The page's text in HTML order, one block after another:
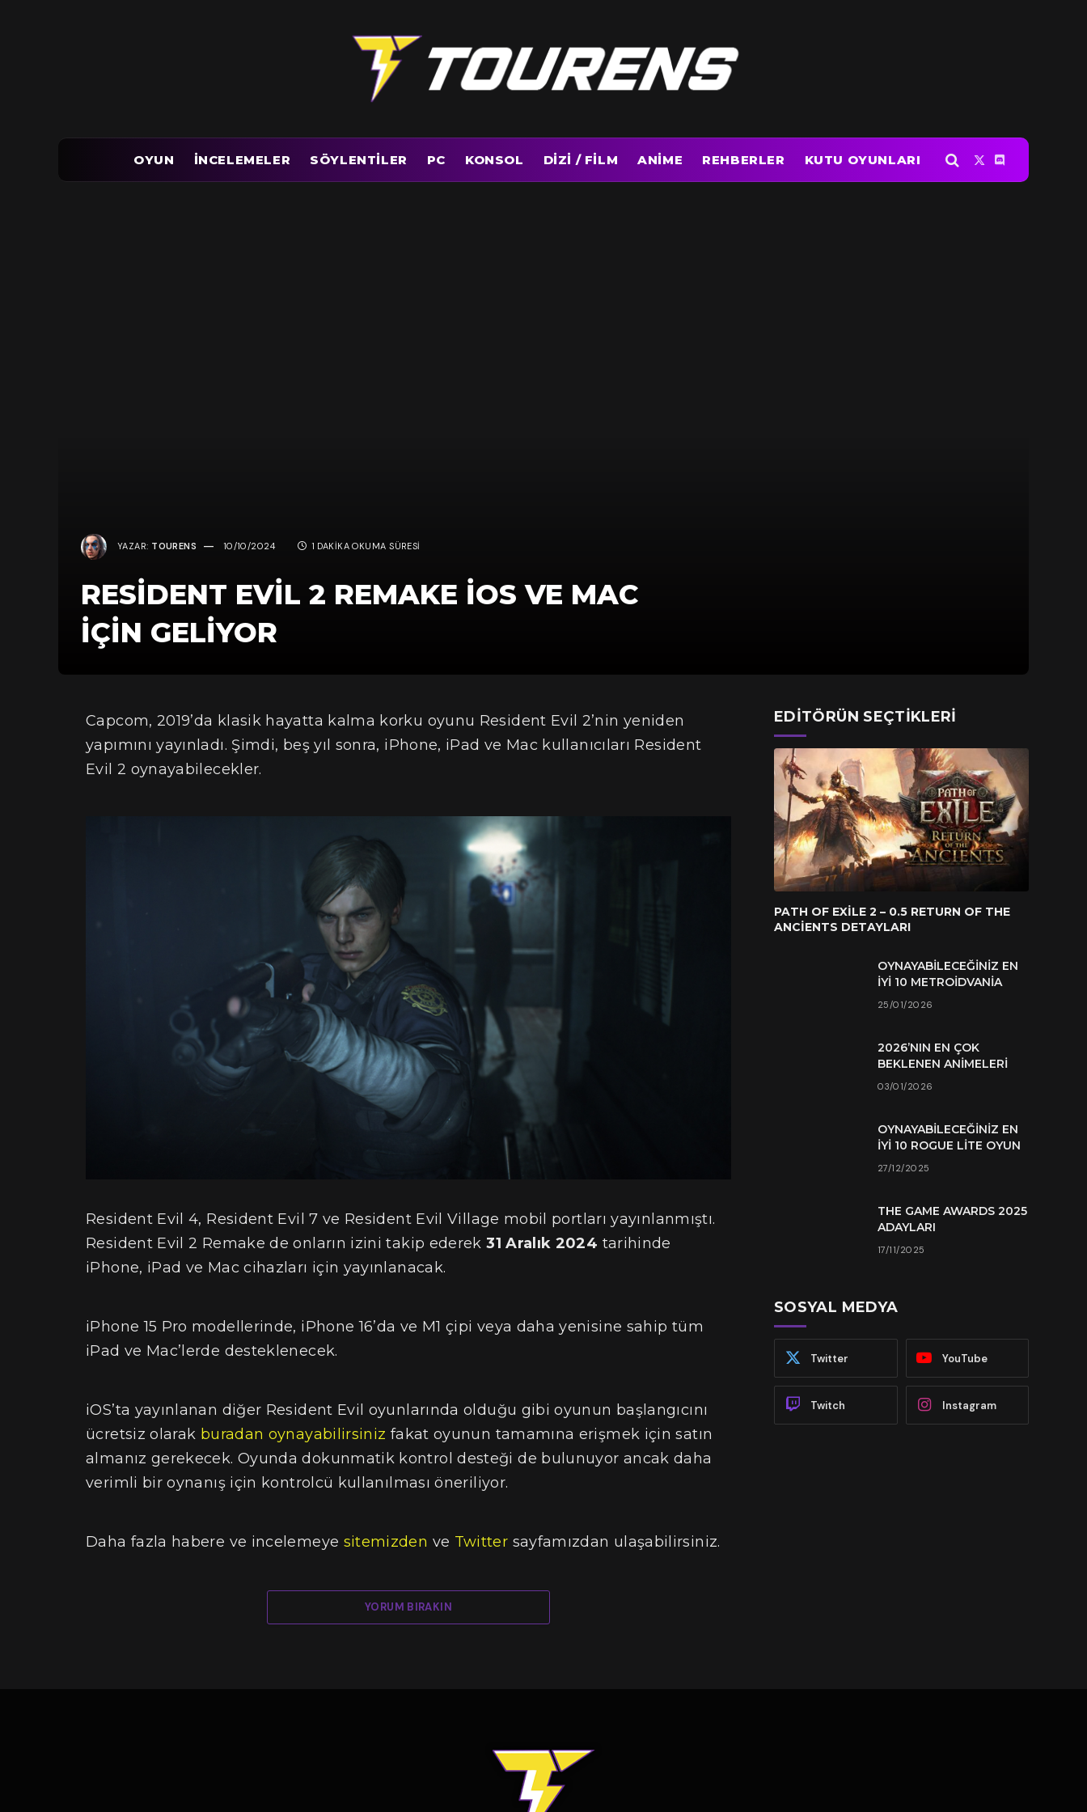
OYUN İNCELEMELER SÖYLENTILER PC KONSOL DIZI / FILM ANIME REHBERLER KUTU OYUNLARI
X
(Twitter)
Discord
YAZAR: TOURENS 10/10/2024 1 DAKIKA OKUMA SÜRESI
RESIDENT EVIL 2 REMAKE IOS VE MAC
IÇIN GELIYOR
Capcom, 2019’da klasik hayatta kalma korku oyunu Resident Evil 2’nin yeniden
yapımını yayınladı. Şimdi, beş yıl sonra, iPhone, iPad ve Mac kullanıcıları Resident
Evil 2 oynayabilecekler.
Resident Evil 4, Resident Evil 7 ve Resident Evil Village mobil portları yayınlanmıştı.
Resident Evil 2 Remake de onların izini takip ederek31 Aralık 2024 tarihinde
iPhone, iPad ve Mac cihazları için yayınlanacak.
iPhone 15 Pro modellerinde, iPhone 16’da ve M1 çipi veya daha yenisine sahip tüm
iPad ve Mac’lerde desteklenecek.
iOS’ta yayınlanan diğer Resident Evil oyunlarında olduğu gibi oyunun başlangıcını
ücretsiz olarak buradan oynayabilirsiniz fakat oyunun tamamına erişmek için satın
almanız gerekecek. Oyunda dokunmatik kontrol desteği de bulunuyor ancak daha
verimli bir oynanış için kontrolcü kullanılması öneriliyor.
Daha fazla habere ve incelemeye sitemizden ve Twitter sayfamızdan ulaşabilirsiniz.
YORUM BIRAKIN
EDITÖRÜN SEÇTIKLERI
PATH OF EXILE 2 – 0.5 RETURN OF THE
ANCIENTS DETAYLARI
OYNAYABILECEĞINIZ EN
İYI 10 METROIDVANIA
25/01/2026
2026’NIN EN ÇOK
BEKLENEN ANIMELERI
03/01/2026
OYNAYABILECEĞINIZ EN
İYI 10 ROGUE LITE OYUN
27/12/2025
THE GAME AWARDS 2025
ADAYLARI
17/11/2025
SOSYAL MEDYA
Twitter YouTube
Twitch Instagram